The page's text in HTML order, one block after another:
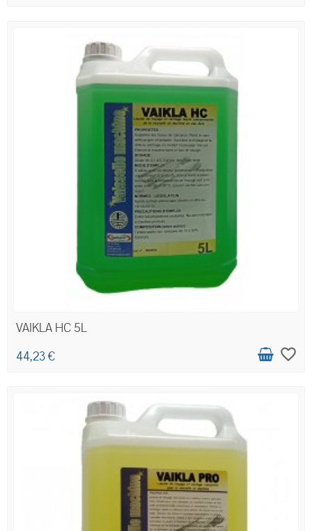
VAIKLA HC 5L
44,23 €
favorite_border